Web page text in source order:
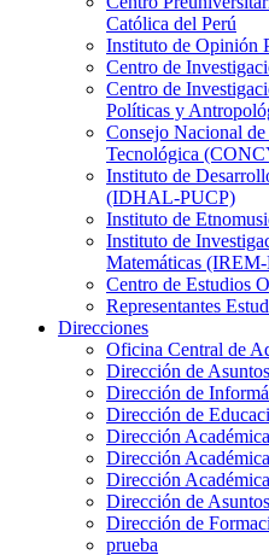
Católica del Perú
Instituto de Opinión
Centro de
Centro de
Políticas y
Consejo Nacional
Tecnológica
Instituto de
(IDHAL-PUCP)
Instituto de
Instituto de
Matemáticas
Centro de Estudios
Representantes
Direcciones
Oficina Central de
Dirección de
Dirección de
Dirección de
Dirección
Dirección
Dirección
Dirección de
Dirección de
prueba